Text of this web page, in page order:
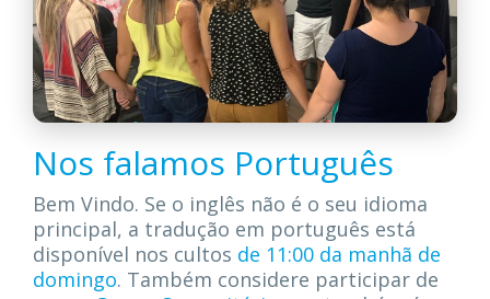
Nos falamos Português
Bem Vindo. Se o inglês não é o seu idioma
principal, a tradução em português está
disponível nos cultos de 11:00 da manhã de
domingo. Também considere participar de